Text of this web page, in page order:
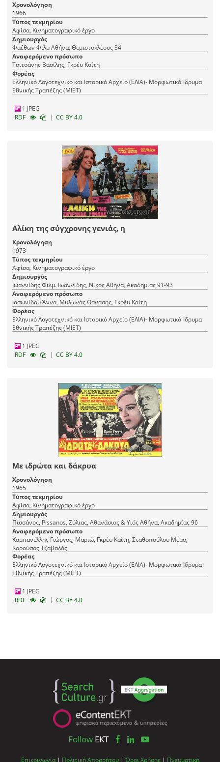
Χρονολόγηση
1966
Τύπος τεκμηρίου
Αφίσα, Κινηματογραφικό έργο
Δημιουργός
Φαέθων Φιλμ Αθήνα, Θεμιστοκλέους 34
Αναφερόμενο πρόσωπο
Τσιτσάνης Βασίλης, Γκρέυ Καίτη
Φορέας
Ελληνικό Λογοτεχνικό και Ιστορικό Αρχείο (ΕΛΙΑ)- Μορφωτικό Ίδρυμα
Εθνικής Τραπέζης (ΜΙΕΤ)
1 JPEG
RDF
| CC BY 4.0
Αλίκη της σύγχρονης γενιάς, η
Χρονολόγηση
1973
Τύπος τεκμηρίου
Αφίσα, Κινηματογραφικό έργο
Δημιουργός
Ιωαννίδης Φιλμ. Ιωαννίδης, Νίκος Αθήνα, Ακαδημίας 91-93
Αναφερόμενο πρόσωπο
Ιασωνίδου Άννα, Μυλωνάς Θανάσης, Γκρέυ Καίτη
Φορέας
Ελληνικό Λογοτεχνικό και Ιστορικό Αρχείο (ΕΛΙΑ)- Μορφωτικό Ίδρυμα
Εθνικής Τραπέζης (ΜΙΕΤ)
1 JPEG
RDF
| CC BY 4.0
Με ιδρώτα και δάκρυα
Χρονολόγηση
1965
Τύπος τεκμηρίου
Αφίσα, Κινηματογραφικό έργο
Δημιουργός
Πισσάνος, Pissanos, Σύλιας, Αθανάσιος & Υιός Αθήνα, Ακαδημίας 96
Αναφερόμενο πρόσωπο
Καμπανέλλης Γιώργος, Μαριώ, Γκρέυ Καίτη, Σταθοπούλου Μέμα,
Καρούσος Τζαβαλάς
Φορέας
Ελληνικό Λογοτεχνικό και Ιστορικό Αρχείο (ΕΛΙΑ)- Μορφωτικό Ίδρυμα
Εθνικής Τραπέζης (ΜΙΕΤ)
1 JPEG
RDF
| CC BY 4.0
Follow EKT
Επικοινωνία | Πολιτική Απορρήτου | Όροι Χρήσης | Πνευματική